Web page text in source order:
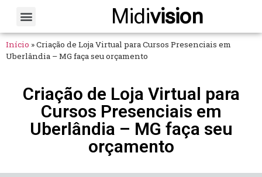
Midivision
Início »Criação de Loja Virtual para Cursos Presenciais em
Uberlândia – MG faça seu orçamento
Criação de Loja Virtual para
Cursos Presenciais em
Uberlândia – MG faça seu
orçamento